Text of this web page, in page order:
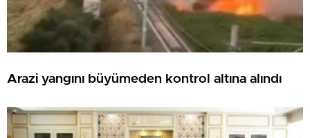
Arazi yangını büyümeden kontrol altına alındı